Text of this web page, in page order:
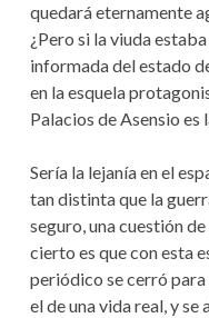
quedará eternamente
¿Pero si la viuda
informada del estado
en la esquela
Palacios de Asensio es
Sería la lejanía en el
tan distinta que la
seguro, una cuestión
cierto es que con esta
periódico se cerró
el de una vida real, y